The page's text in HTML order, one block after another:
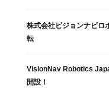
株式会社ビジョンナビロ
転
VisionNav Robotics
開設！